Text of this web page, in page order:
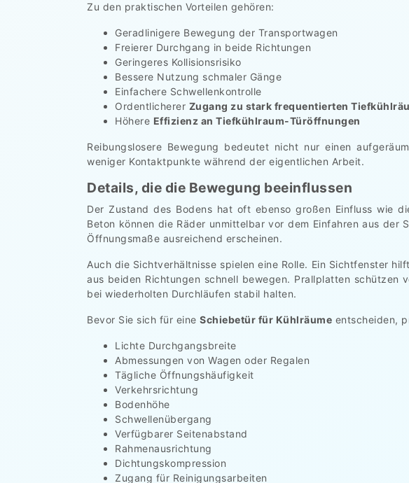
Zu den praktischen Vorteilen gehören:
Geradlinigere Bewegung der Transportwagen
Freierer Durchgang in beide Richtungen
Geringeres Kollisionsrisiko
Bessere Nutzung schmaler Gänge
Einfachere Schwellenkontrolle
Ordentlicherer Zugang zu stark frequentierten
Höhere Effizienz an Tiefkühlraum-Türöffnungen
Reibungslosere Bewegung bedeutet nicht nur einen
weniger Kontaktpunkte während der eigentlichen Arbeit.
Details, die die Bewegung beeinflussen
Der Zustand des Bodens hat oft ebenso großen Einfluss wie
Beton können die Räder unmittelbar vor dem Einfahren aus
Öffnungsmaße ausreichend erscheinen.
Auch die Sichtverhältnisse spielen eine Rolle. Ein Sichtfenster
aus beiden Richtungen schnell bewegen. Prallplatten schützen
bei wiederholten Durchläufen stabil halten.
Bevor Sie sich für eine Schiebetür für Kühlräume entscheiden,
Lichte Durchgangsbreite
Abmessungen von Wagen oder Regalen
Tägliche Öffnungshäufigkeit
Verkehrsrichtung
Bodenhöhe
Schwellenübergang
Verfügbarer Seitenabstand
Rahmenausrichtung
Dichtungskompression
Zugang für Reinigungsarbeiten